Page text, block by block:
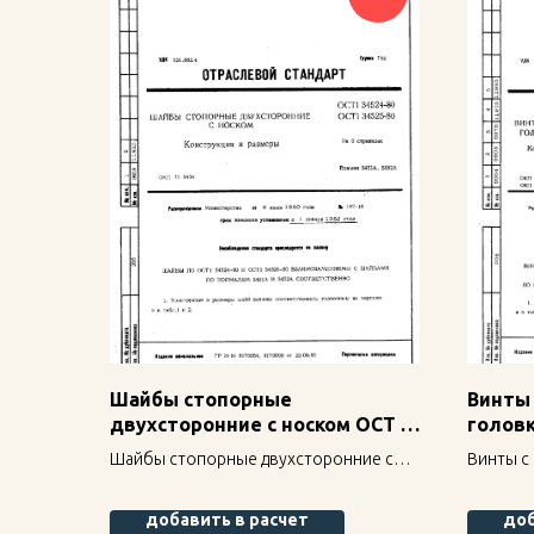
Шайбы стопорные
двухсторонние с носком ОСТ 1
34524-80
Шайбы стопорные двухсторонние с
крепление для строительных
добавить в расчет
Винты
31512-
Винты с